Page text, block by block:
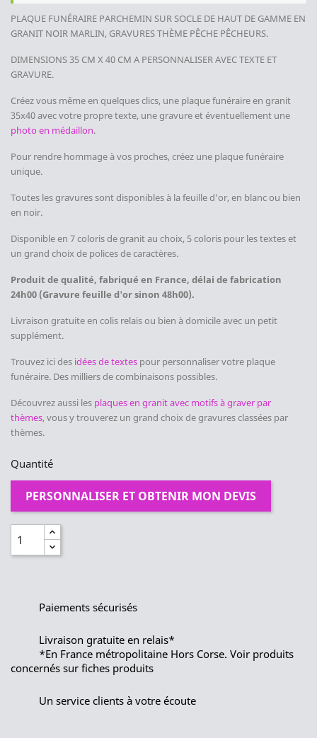
PLAQUE FUNÉRAIRE PARCHEMIN SUR SOCLE DE HAUT DE GAMME EN
GRANIT NOIR MARLIN, GRAVURES THÈME PÊCHE PÊCHEURS.
DIMENSIONS 35 CM X 40 CM A PERSONNALISER AVEC TEXTE ET
GRAVURE.
Créez vous même en quelques clics, une plaque funéraire en granit
35x40 avec votre propre texte, une gravure et éventuellement une
photo en médaillon.
Pour rendre hommage à vos proches, créez une plaque funéraire
unique.
Toutes les gravures sont disponibles à la feuille d'or, en blanc ou bien
en noir.
Disponible en 7 coloris de granit au choix, 5 coloris pour les textes et
un grand choix de polices de caractères.
Produit de qualité, fabriqué en France, délai de fabrication
24h00 (Gravure feuille d'or sinon 48h00).
Livraison gratuite en colis relais ou bien à domicile avec un petit
supplément.
Trouvez ici des idées de textes pour personnaliser votre plaque
funéraire. Des milliers de combinaisons possibles.
Découvrezaussi les plaques en granit avec motifs à graver par
thèmes, vous y trouverez un grand choix de gravures classées par
thèmes.
Quantité
PERSONNALISER ET OBTENIR MON DEVIS
Paiements sécurisés
Livraison gratuite en relais*
*En France métropolitaine Hors Corse. Voir produits
concernés sur fiches produits
Un service clients à votre écoute